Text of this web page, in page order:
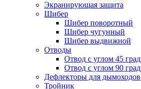
Экранирующая защита
Шибер
Шибер поворотный
Шибер чугунный
Шибер выдвижной
Отводы
Отвод с углом 45
Отвод с углом 90
Дефлекторы для дымоходов
Тройник